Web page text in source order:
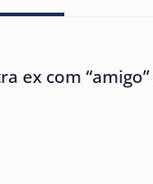
ex com